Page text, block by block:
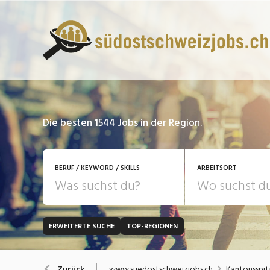
Die besten 1544 Jobs in der Region.
BERUF / KEYWORD / SKILLS ARBEITSORT
JOB-TYP
Festanstellung
Bank, Versicherung
ERWEITERTE SUCHE TOP-REGIONEN